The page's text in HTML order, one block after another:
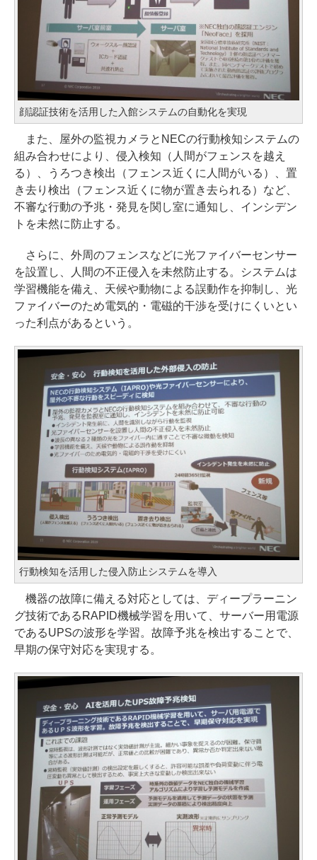
顔認証技術を活用した入館システムの自動化を実現
また、屋外の監視カメラとNECの行動検知システムの
組み合わせにより、侵入検知（人間がフェンスを越え
る）、うろつき検出（フェンス近くに人間がいる）、置
き去り検出（フェンス近くに物が置き去られる）など、
不審な行動の予兆・発見を関し室に通知し、インシデン
トを未然に防止する。
さらに、外周のフェンスなどに光ファイバーセンサー
を設置し、人間の不正侵入を未然防止する。システムは
学習機能を備え、天候や動物による誤動作を抑制し、光
ファイバーのため電気的・電磁的干渉を受けにくいとい
った利点があるという。
行動検知を活用した侵入防止システムを導入
機器の故障に備える対応としては、ディープラーニン
グ技術であるRAPID機械学習を用いて、サーバー用電源
であるUPSの波形を学習。故障予兆を検出することで、
早期の保守対応を実現する。